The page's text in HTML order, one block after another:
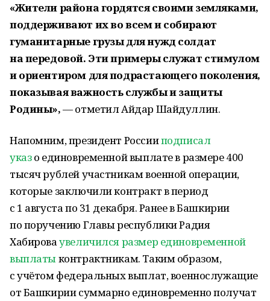
«Жители района гордятся своими земляками,
поддерживают их во всем и собирают
гуманитарные грузы для нужд солдат
на передовой. Эти примеры служат стимулом
и ориентиром для подрастающего поколения,
показывая важность службы и защиты
Родины»,— отметил Айдар Шайдуллин.
Напомним, президент Россииподписал
указо единовременной выплате в размере 400
тысяч рублей участникам военной операции,
которые заключили контракт в период
с 1 августа по 31 декабря. Ранее в Башкирии
по поручению Главы республики Радия
Хабироваувеличился размер единовременной
выплатыконтрактникам. Таким образом,
с учётом федеральных выплат, военнослужащие
от Башкирии суммарно единовременно получат